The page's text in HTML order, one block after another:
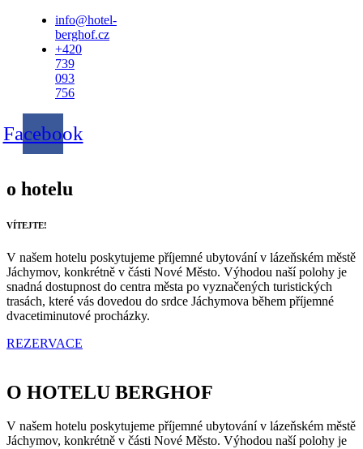
info@hotel-
berghof.cz
+420
739
093
756
Facebook
o hotelu
VÍTEJTE!
V našem hotelu poskytujeme příjemné ubytování v lázeňském městě
Jáchymov, konkrétně v části Nové Město. Výhodou naší polohy je
snadná dostupnost do centra města po vyznačených turistických
trasách, které vás dovedou do srdce Jáchymova během příjemné
dvacetiminutové procházky.
REZERVACE
O HOTELU BERGHOF
V našem hotelu poskytujeme příjemné ubytování v lázeňském městě
Jáchymov, konkrétně v části Nové Město. Výhodou naší polohy je